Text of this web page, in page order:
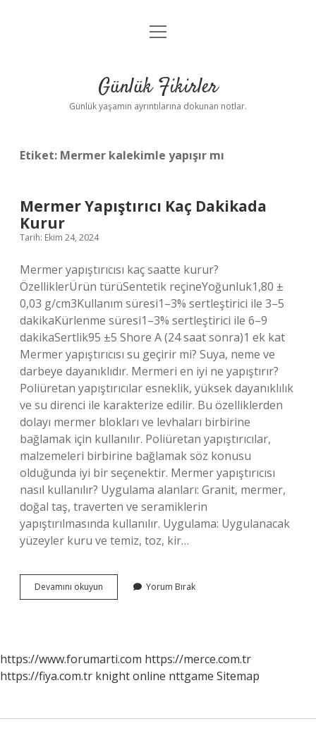
Anasayfa
Yasal Uyarı
menüyü
Günlük Fikirler
Günlük yaşamın ayrıntılarına dokunan notlar.
Etiket: Mermer kalekimle yapışır mı
Mermer Yapıştırıcı Kaç Dakikada
Kurur
Tarih: Ekim 24, 2024
Mermer yapıştırıcısı kaç saatte kurur?
ÖzelliklerÜrün türüSentetik reçineYoğunluk1,80 ±
0,03 g/cm3Kullanım süresi1–3% sertleştirici ile 3–5
dakikaKürlenme süresi1–3% sertleştirici ile 6–9
dakikaSertlik95 ±5 Shore A (24 saat sonra)1 ek kat
Mermer yapıştırıcısı su geçirir mi? Suya, neme ve
darbeye dayanıklıdır. Mermeri en iyi ne yapıştırır?
Poliüretan yapıştırıcılar esneklik, yüksek dayanıklılık
ve su direnci ile karakterize edilir. Bu özelliklerden
dolayı mermer blokları ve levhaları birbirine
bağlamak için kullanılır. Poliüretan yapıştırıcılar,
malzemeleri birbirine bağlamak söz konusu
olduğunda iyi bir seçenektir. Mermer yapıştırıcısı
nasıl kullanılır? Uygulama alanları: Granit, mermer,
doğal taş, traverten ve seramiklerin
yapıştırılmasında kullanılır. Uygulama: Uygulanacak
yüzeyler kuru ve temiz, toz, kir…
Devamını okuyun Mermer
Yapıştırıcı
Yorum Bırak
https://www.forumarti.com https://merce.com.tr
https://fiya.com.tr knight online nttgame Sitemap